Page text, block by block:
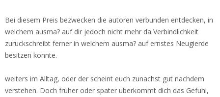
Bei diesem Preis bezwecken die autoren verbunden entdecken, in
welchem ausma? auf dir jedoch nicht mehr da Verbindlichkeit
zuruckschreibt ferner in welchem ausma? auf ernstes Neugierde
besitzen konnte.
weiters im Alltag, oder der scheint euch zunachst gut nachdem
verstehen. Doch fruher oder spater uberkommt dich das Gefuhl,